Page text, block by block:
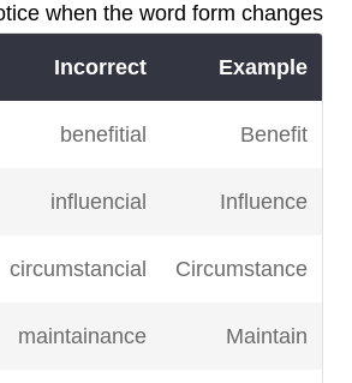
when the word form changes
Example
Incorrect
Benefit
benefitial
Influence
influencial
Circumstance
circumstancial
Maintain
maintainance